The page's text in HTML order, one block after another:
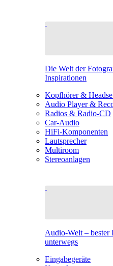
Die Welt der
Inspirationen
Kopfhörer &
Audio Player &
Radios & Radio-CD
Car-Audio
HiFi-Komponenten
Lautsprecher
Multiroom
Stereoanlagen
Audio-Welt – bester
unterwegs
Eingabegeräte